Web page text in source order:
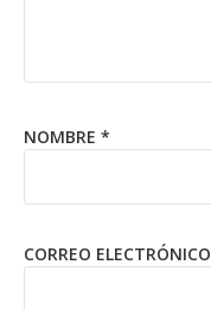
NOMBRE *
CORREO ELECTRÓNICO